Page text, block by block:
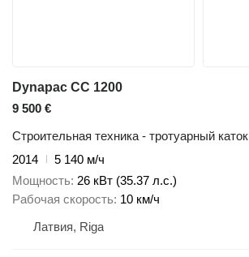
Dynapac CC 1200
9 500 €
Строительная техника - тротуарный каток
2014
5 140 м/ч
Мощность 26 кВт (35.37 л.с.)
Рабочая скорость 10 км/ч
Латвия, Riga